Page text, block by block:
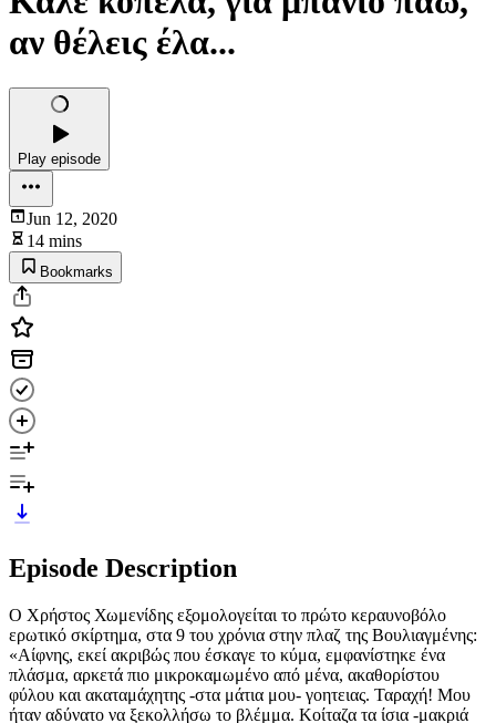
αν θέλεις έλα...
Play episode
Jun 12, 2020
14 mins
Bookmarks
Episode Description
Ο Χρήστος Χωμενίδης εξομολογείται το πρώτο κεραυνοβόλο
ερωτικό σκίρτημα, στα 9 του χρόνια στην πλαζ της Βουλιαγμένης:
«Αίφνης, εκεί ακριβώς που έσκαγε το κύμα, εμφανίστηκε ένα
πλάσμα, αρκετά πιο μικροκαμωμένο από μένα, ακαθορίστου
φύλου και ακαταμάχητης -στα μάτια μου- γοητειας. Ταραχή! Μου
ήταν αδύνατο να ξεκολλήσω το βλέμμα. Κοίταζα τα ίσια -μακριά